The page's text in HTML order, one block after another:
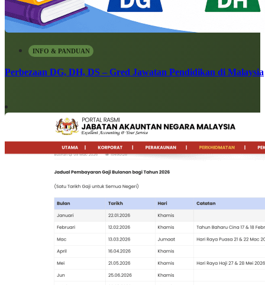
INFO & PANDUAN
Perbezaan DG, DH, DS – Gred Jawatan Pendidikan di Malaysia